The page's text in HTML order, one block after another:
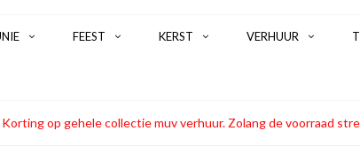
FEEST KERST VERHUUR
Korting op gehele collectie muv verhuur. Zolang de voorraad